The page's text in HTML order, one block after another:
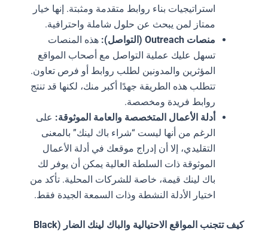
استراتيجيات بناء روابط متقدمة ومثبتة. إنها خيار
ممتاز لمن يبحث عن حلول شاملة واحترافية.
منصات Outreach (التواصل):
هذه المنصات
تسهل عليك عملية التواصل مع أصحاب المواقع
المؤثرين والمدونين لطلب روابط أو فرص تعاون.
تتطلب هذه الطريقة جهدًا أكبر منك، لكنها قد تنتج
روابط فريدة ومخصصة.
أدلة الأعمال المتخصصة والعامة الموثوقة:على
الرغم من أنها ليست “شراء باك لينك” بالمعنى
التقليدي، إلا أن إدراج موقعك في أدلة الأعمال
الموثوقة ذات السلطة العالية يمكن أن يوفر لك
باك لينك قيمة، خاصة للشركات المحلية. تأكد من
اختيار الأدلة النشطة وذات السمعة الجيدة فقط.
كيف تتجنب المواقع الاحتيالية والباك لينك الضار (Black